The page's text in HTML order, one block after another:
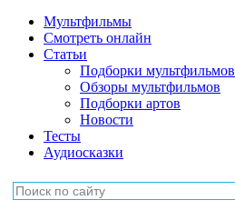
Мультфильмы
Смотреть онлайн
Статьи
Подборки мультфильмов
Обзоры мультфильмов
Подборки артов
Новости
Тесты
Аудиосказки